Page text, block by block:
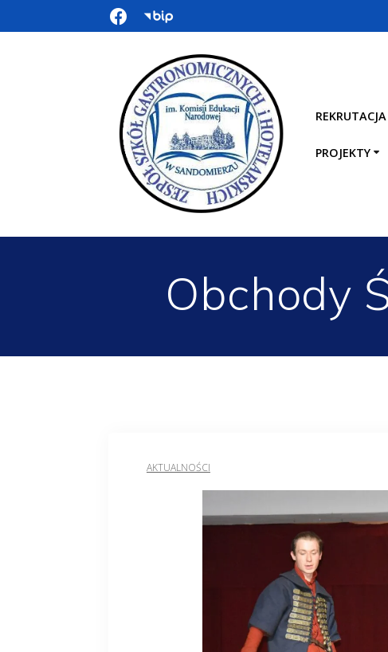
REKRUTACJA
PROJEKTY
Obchody
AKTUALNOŚCI